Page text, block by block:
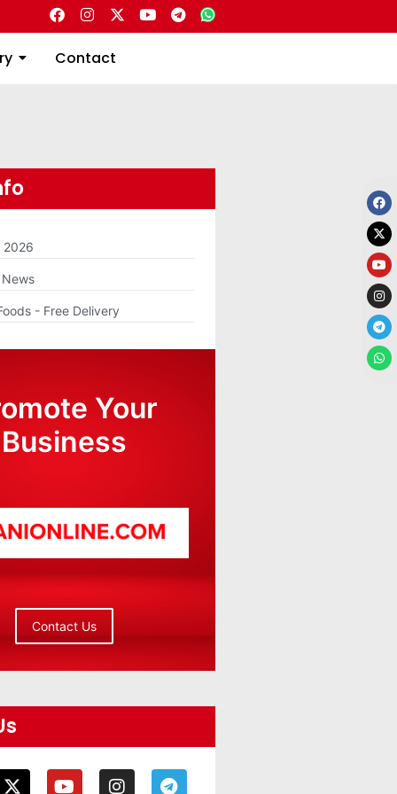
Contact
Contact
2026
- Free Delivery
Your
Business
Contact Us